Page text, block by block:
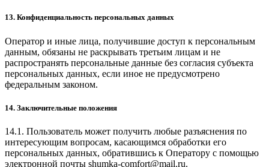
13. Конфиденциальность персональных данных
Оператор и иные лица, получившие доступ к персональным
данным, обязаны не раскрывать третьим лицам и не
распространять персональные данные без согласия субъекта
персональных данных, если иное не предусмотрено
федеральным законом.
14. Заключительные положения
14.1. Пользователь может получить любые разъяснения по
интересующим вопросам, касающимся обработки его
персональных данных, обратившись к Оператору с помощью
электронной почты shumka-comfort@mail.ru.